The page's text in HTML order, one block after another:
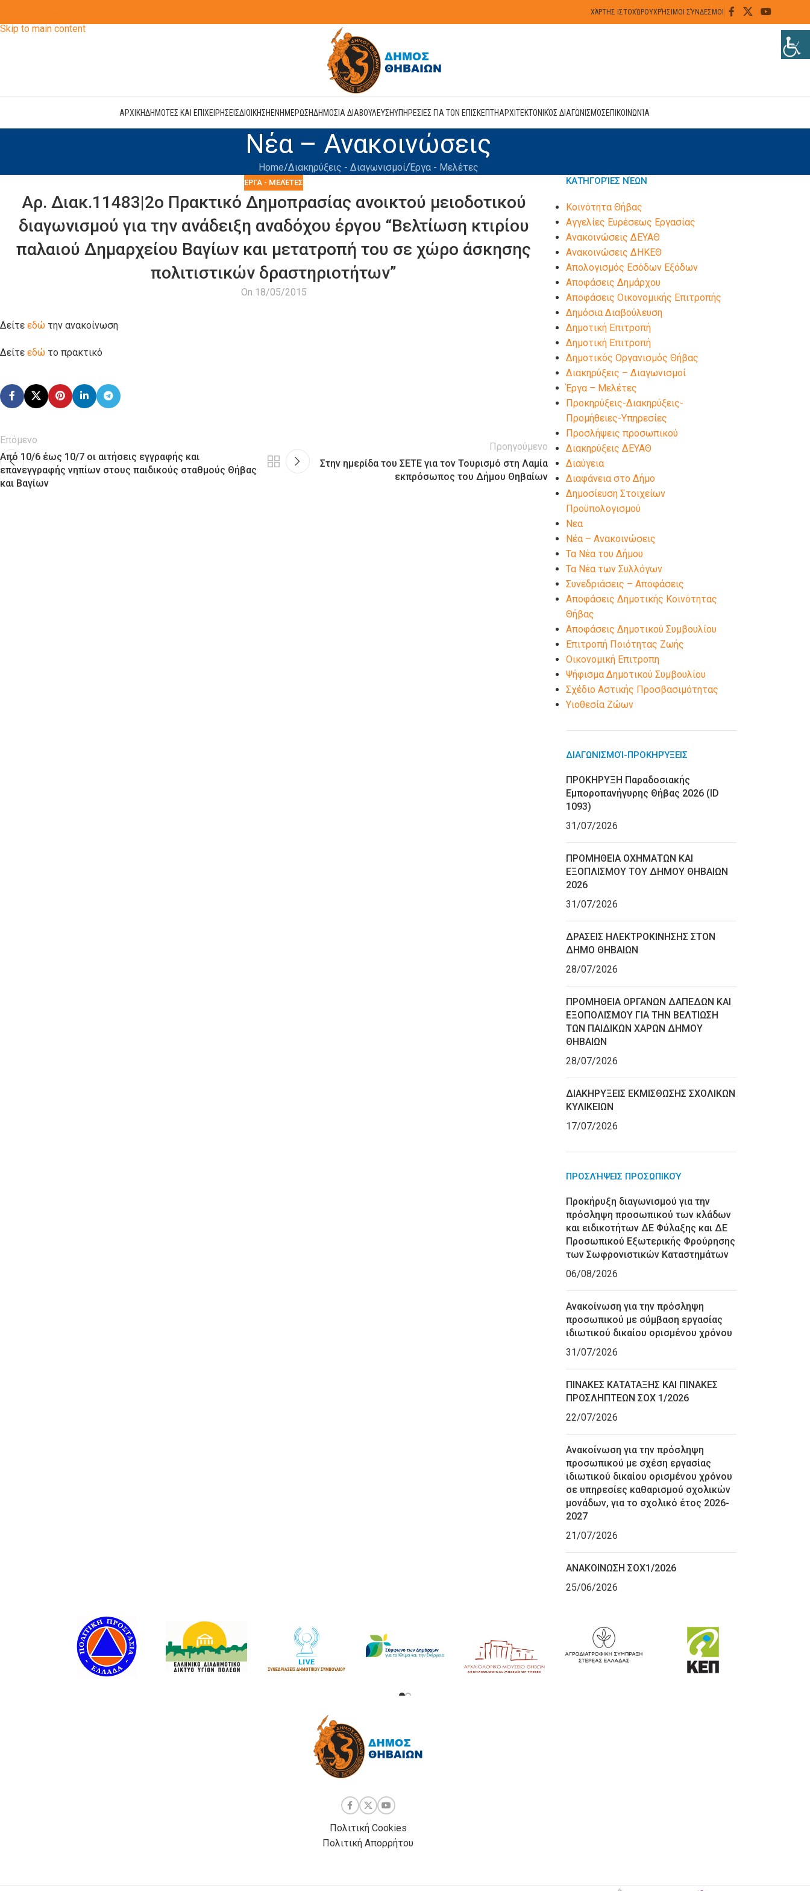
Skip to main content
ΧΆΡΤΗΣ ΙΣΤΟΧΏΡΟΥΧΡΉΣΙΜΟΙ ΣΎΝΔΕΣΜΟΙ
ΑΡΧΙΚΗΔΗΜΟΤΕΣ ΚΑΙ ΕΠΙΧΕΙΡΗΣΕΙΣΔΙΟΙΚΗΣΗΕΝΗΜΕΡΩΣΗΔΗΜΟΣΙΑ ΔΙΑΒΟΥΛΕΥΣΗΥΠΗΡΕΣΙΕΣ ΓΙΑ ΤΟΝ ΕΠΙΣΚΕΠΤΗΑΡΧΙΤΕΚΤΟΝΙΚΌΣ ΔΙΑΓΩΝΙΣΜΌΣΕΠΙΚΟΙΝΩΝΊΑ
Νέα – Ανακοινώσεις
Home Διακηρύξεις - Διαγωνισμοί Έργα - Μελέτες
ΈΡΓΑ - ΜΕΛΈΤΕΣ
Αρ. Διακ.11483|2o Πρακτικό Δημοπρασίας ανοικτού μειοδοτικού
διαγωνισμού για την ανάδειξη αναδόχου έργου “Βελτίωση κτιρίου
παλαιού Δημαρχείου Βαγίων και μετατροπή του σε χώρο άσκησης
πολιτιστικών δραστηριοτήτων”
On 18/05/2015
Δείτε εδώ την ανακοίνωση
Δείτε εδώ το πρακτικό
Επόμενο
Από 10/6 έως 10/7 οι αιτήσεις εγγραφής και
επανεγγραφής νηπίων στους παιδικούς σταθμούς Θήβας
και Βαγίων
Προηγούμενο
Στην ημερίδα του ΣΕΤΕ για τον Τουρισμό στη Λαμία
εκπρόσωπος του Δήμου Θηβαίων
ΚΑΤΗΓΟΡΊΕΣ ΝΈΩΝ
Kοινότητα Θήβας
Αγγελίες Ευρέσεως Εργασίας
Ανακοινώσεις ΔΕΥΑΘ
Ανακοινώσεις ΔΗΚΕΘ
Απολογισμός Εσόδων Εξόδων
Αποφάσεις Δημάρχου
Αποφάσεις Οικονομικής Επιτροπής
Δημόσια Διαβούλευση
Δημοτική Επιτροπή
Δημοτική Επιτροπή
Δημοτικός Οργανισμός Θήβας
Διακηρύξεις – Διαγωνισμοί
Έργα – Μελέτες
Προκηρύξεις-Διακηρύξεις-
Προμήθειες-Υπηρεσίες
Προσλήψεις προσωπικού
Διακηρύξεις ΔΕΥΑΘ
Διαύγεια
Διαφάνεια στο Δήμο
Δημοσίευση Στοιχείων
Προϋπολογισμού
Νεα
Νέα – Ανακοινώσεις
Τα Νέα του Δήμου
Τα Νέα των Συλλόγων
Συνεδριάσεις – Αποφάσεις
Αποφάσεις Δημοτικής Κοινότητας
Θήβας
Αποφάσεις Δημοτικού Συμβουλίου
Επιτροπή Ποιότητας Ζωής
Οικονομική Επιτροπη
Ψήφισμα Δημοτικού Συμβουλίου
Σχέδιο Αστικής Προσβασιμότητας
Υιοθεσία Ζώων
ΔΙΑΓΩΝΙΣΜΟΊ-ΠΡΟΚΗΡΎΞΕΙΣ
ΠΡΟΚΗΡΥΞΗ Παραδοσιακής
Εμποροπανήγυρης Θήβας 2026 (ID
1093)
31/07/2026
ΠΡΟΜΗΘΕΙΑ ΟΧΗΜΑΤΩΝ ΚΑΙ
ΕΞΟΠΛΙΣΜΟΥ ΤΟΥ ΔΗΜΟΥ ΘΗΒΑΙΩΝ
2026
31/07/2026
ΔΡΑΣΕΙΣ ΗΛΕΚΤΡΟΚΙΝΗΣΗΣ ΣΤΟΝ
ΔΗΜΟ ΘΗΒΑΙΩΝ
28/07/2026
ΠΡΟΜΗΘΕΙΑ ΟΡΓΑΝΩΝ ΔΑΠΕΔΩΝ ΚΑΙ
ΕΞΟΠΟΛΙΣΜΟΥ ΓΙΑ ΤΗΝ ΒΕΛΤΙΩΣΗ
ΤΩΝ ΠΑΙΔΙΚΩΝ ΧΑΡΩΝ ΔΗΜΟΥ
ΘΗΒΑΙΩΝ
28/07/2026
ΔΙΑΚΗΡΥΞΕΙΣ ΕΚΜΙΣΘΩΣΗΣ ΣΧΟΛΙΚΩΝ
ΚΥΛΙΚΕΙΩΝ
17/07/2026
ΠΡΟΣΛΉΨΕΙΣ ΠΡΟΣΩΠΙΚΟΎ
Προκήρυξη διαγωνισμού για την
πρόσληψη προσωπικού των κλάδων
και ειδικοτήτων ΔΕ Φύλαξης και ΔΕ
Προσωπικού Εξωτερικής Φρούρησης
των Σωφρονιστικών Καταστημάτων
06/08/2026
Ανακοίνωση για την πρόσληψη
προσωπικού με σύμβαση εργασίας
ιδιωτικού δικαίου ορισμένου χρόνου
31/07/2026
ΠΙΝΑΚΕΣ ΚΑΤΑΤΑΞΗΣ ΚΑΙ ΠΙΝΑΚΕΣ
ΠΡΟΣΛΗΠΤΕΩΝ ΣΟΧ 1/2026
22/07/2026
Ανακοίνωση για την πρόσληψη
προσωπικού με σχέση εργασίας
ιδιωτικού δικαίου ορισμένου χρόνου
σε υπηρεσίες καθαρισμού σχολικών
μονάδων, για το σχολικό έτος 2026-
2027
21/07/2026
ΑΝΑΚΟΙΝΩΣΗ ΣΟΧ1/2026
25/06/2026
Πολιτική Cookies
Πολιτική Απορρήτου